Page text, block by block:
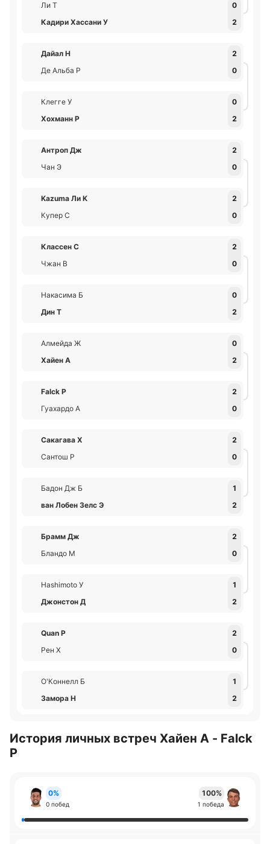
Ли Т
0
Кадири Хассани У
2
Дайал Н
2
Де Альба Р
0
Клегге У
0
Хохманн Р
2
Антроп Дж
2
Чан Э
0
Kazuma Ли K
2
Купер С
0
Классен С
2
Чжан В
0
Накасима Б
0
Дин Т
2
Алмейда Ж
0
Хайен А
2
Falck Р
2
Гуахардо А
0
Сакагава Х
2
Сантош Р
0
Бадон Дж Б
1
ван Лобен Зелс Э
2
Брамм Дж
2
Бландо М
0
Hashimoto У
1
Джонстон Д
2
Quan Р
2
Рен Х
0
О'Коннелл Б
1
Замора Н
2
История личных встреч Хайен А - Falck
Р
0%
0 побед
100%
1 победа